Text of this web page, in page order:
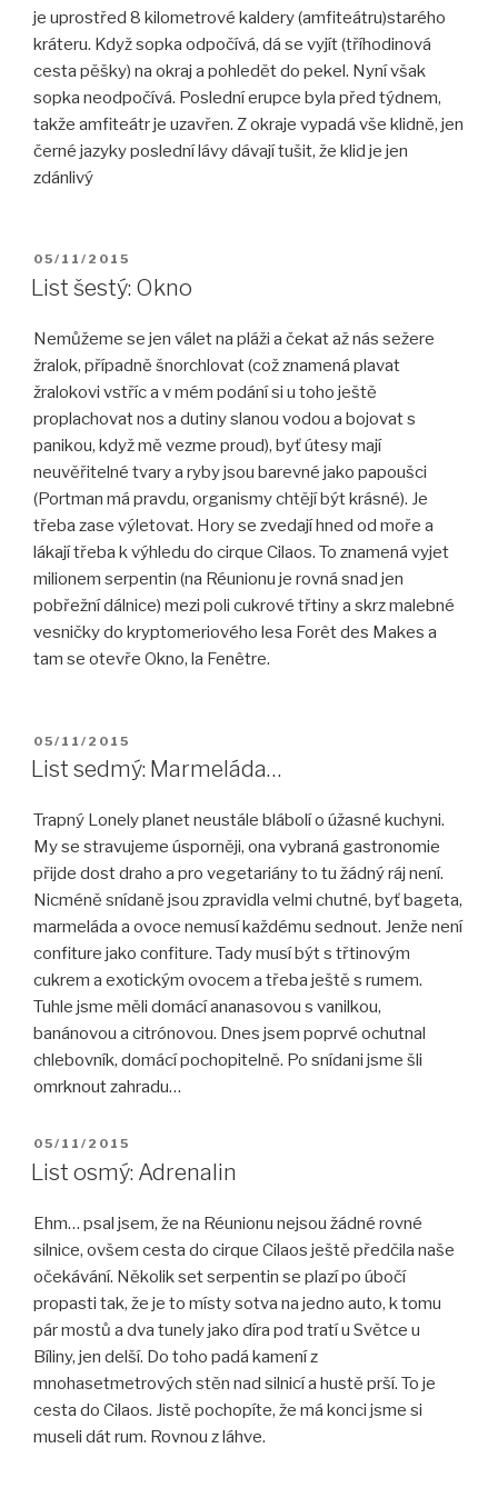
je uprostřed 8 kilometrové kaldery (amfiteátru)starého
kráteru. Když sopka odpočívá, dá se vyjít (tříhodinová
cesta pěšky) na okraj a pohledět do pekel. Nyní však
sopka neodpočívá. Poslední erupce byla před týdnem,
takže amfiteátr je uzavřen. Z okraje vypadá vše klidně, jen
černé jazyky poslední lávy dávají tušit, že klid je jen
zdánlivý
PUBLIKOVÁNO
05/11/2015
List šestý: Okno
Nemůžeme se jen válet na pláži a čekat až nás sežere
žralok, případně šnorchlovat (což znamená plavat
žralokovi vstříc a v mém podání si u toho ještě
proplachovat nos a dutiny slanou vodou a bojovat s
panikou, když mě vezme proud), byť útesy mají
neuvěřitelné tvary a ryby jsou barevné jako papoušci
(Portman má pravdu, organismy chtějí být krásné). Je
třeba zase výletovat. Hory se zvedají hned od moře a
lákají třeba k výhledu do cirque Cilaos. To znamená vyjet
milionem serpentin (na Réunionu je rovná snad jen
pobřežní dálnice) mezi poli cukrové třtiny a skrz malebné
vesničky do kryptomeriového lesa Forêt des Makes a
tam se otevře Okno, la Fenêtre.
PUBLIKOVÁNO
05/11/2015
List sedmý: Marmeláda…
Trapný Lonely planet neustále blábolí o úžasné kuchyni.
My se stravujeme úsporněji, ona vybraná gastronomie
přijde dost draho a pro vegetariány to tu žádný ráj není.
Nicméně snídaně jsou zpravidla velmi chutné, byť bageta,
marmeláda a ovoce nemusí každému sednout. Jenže není
confiture jako confiture. Tady musí být s třtinovým
cukrem a exotickým ovocem a třeba ještě s rumem.
Tuhle jsme měli domácí ananasovou s vanilkou,
banánovou a citrónovou. Dnes jsem poprvé ochutnal
chlebovník, domácí pochopitelně. Po snídani jsme šli
omrknout zahradu…
PUBLIKOVÁNO
05/11/2015
List osmý: Adrenalin
Ehm… psal jsem, že na Réunionu nejsou žádné rovné
silnice, ovšem cesta do cirque Cilaos ještě předčila naše
očekávání. Několik set serpentin se plazí po úbočí
propasti tak, že je to místy sotva na jedno auto, k tomu
pár mostů a dva tunely jako díra pod tratí u Světce u
Bíliny, jen delší. Do toho padá kamení z
mnohasetmetrových stěn nad silnicí a hustě prší. To je
cesta do Cilaos. Jistě pochopíte, že má konci jsme si
museli dát rum. Rovnou z láhve.